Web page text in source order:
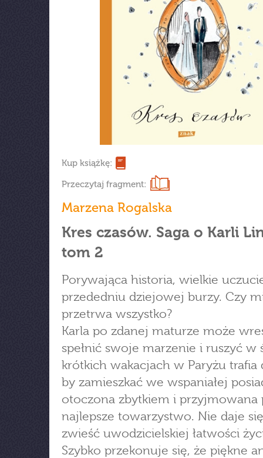
Kup książkę:
Przeczytaj fragment:
Marzena Rogalska
Kres czasów. Saga o Karli
tom 2
Porywająca historia, wielkie
przededniu dziejowej burzy. Czy
przetrwa wszystko?
Karla po zdanej maturze może
spełnić swoje marzenie i ruszyć w
krótkich wakacjach w Paryżu trafia
by zamieszkać we wspaniałej
otoczona zbytkiem i przyjmowana
najlepsze towarzystwo. Nie daje
zwieść uwodzicielskiej łatwości
Szybko przekonuje się, że piękne